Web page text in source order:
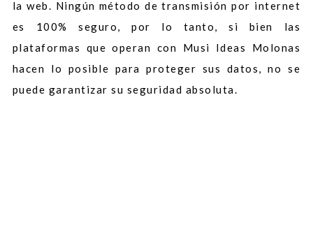
la web. Ningún método de transmisión por internet
es 100% seguro, por lo tanto, si bien las
plataformas que operan con Musi Ideas Molonas
hacen lo posible para proteger sus datos, no se
puede garantizar su seguridad absoluta.